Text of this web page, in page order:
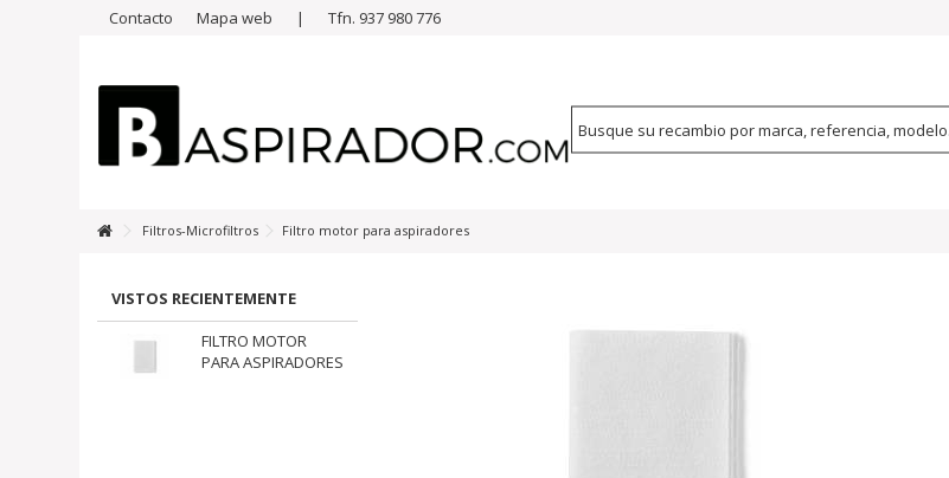
Contacto Mapa web | Tfn. 937 980 776
Filtros-Microfiltros Filtro motor para aspiradores
VISTOS RECIENTEMENTE
FILTRO MOTOR
PARA ASPIRADORES